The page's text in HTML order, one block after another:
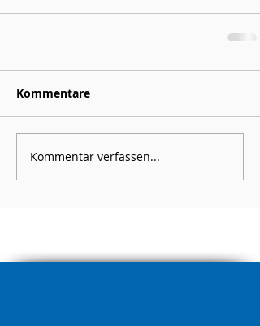
Kommentare
Kommentar verfassen...